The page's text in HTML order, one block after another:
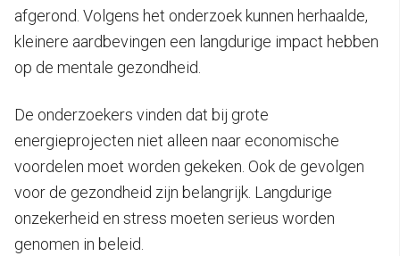
afgerond. Volgens het onderzoek kunnen herhaalde,
kleinere aardbevingen een langdurige impact hebben
op de mentale gezondheid.
De onderzoekers vinden dat bij grote
energieprojecten niet alleen naar economische
voordelen moet worden gekeken. Ook de gevolgen
voor de gezondheid zijn belangrijk. Langdurige
onzekerheid en stress moeten serieus worden
genomen in beleid.